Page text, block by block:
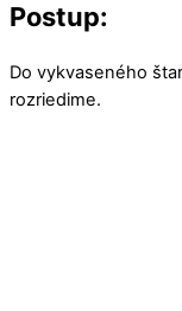
Postup:
Do vykvaseného
rozriedime.